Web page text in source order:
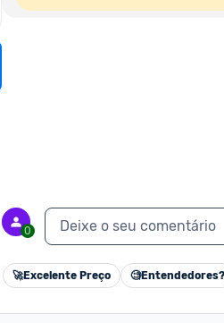
0 Deixe o seu comentário
🚀Excelente Preço 🧐Entendedores?